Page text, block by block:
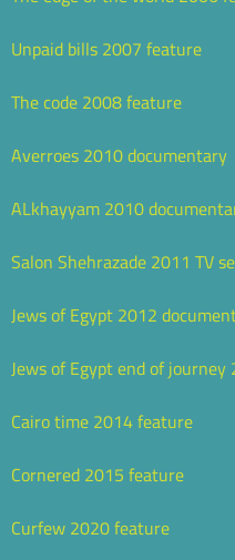
Unpaid bills 2007 feature
The code 2008 feature
Averroes 2010 documentary
ALkhayyam 2010
Salon Shehrazade 2011 TV
Jews of Egypt 2012
Jews of Egypt end of
Cairo time 2014 feature
Cornered 2015 feature
Curfew 2020 feature